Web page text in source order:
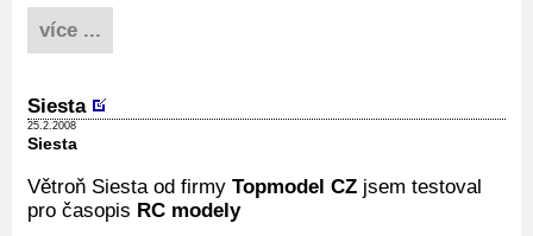
více ...
Siesta
25.2.2008
Siesta
Větroň Siesta od firmy Topmodel CZ jsem testoval
pro časopis RC modely